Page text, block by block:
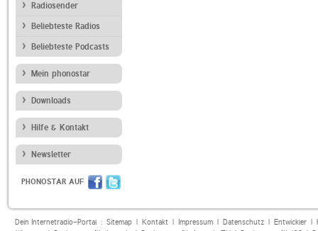
Radiosender
Beliebteste Radios
Beliebteste Podcasts
Mein phonostar
Downloads
Hilfe & Kontakt
Newsletter
PHONOSTAR AUF
Dein Internetradio-Portal : Sitemap| Kontakt| Impressum| Datenschutz| Entwickler|